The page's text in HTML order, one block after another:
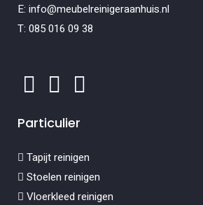
E: info@meubelreinigeraanhuis.nl
T: 085 016 09 38
Particulier
Tapijt reinigen
Stoelen reinigen
Vloerkleed reinigen